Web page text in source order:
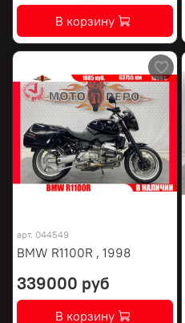
В корзину
арт. 044549
BMW R1100R , 1998
339000 руб
В корзину